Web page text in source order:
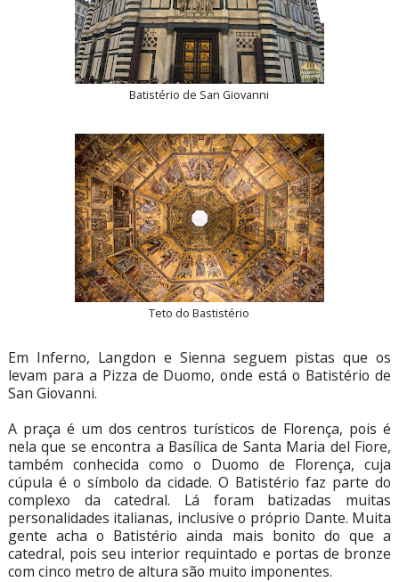
Batistério de San Giovanni
Teto do Bastistério
Em Inferno, Langdon e Sienna seguem pistas que os
levam para a Pizza de Duomo, onde está o Batistério de
San Giovanni.
A praça é um dos centros turísticos de Florença, pois é
nela que se encontra a Basílica de Santa Maria del Fiore,
também conhecida como o Duomo de Florença, cuja
cúpula é o símbolo da cidade. O Batistério faz parte do
complexo da catedral. Lá foram batizadas muitas
personalidades italianas, inclusive o próprio Dante. Muita
gente acha o Batistério ainda mais bonito do que a
catedral, pois seu interior requintado e portas de bronze
com cinco metro de altura são muito imponentes.